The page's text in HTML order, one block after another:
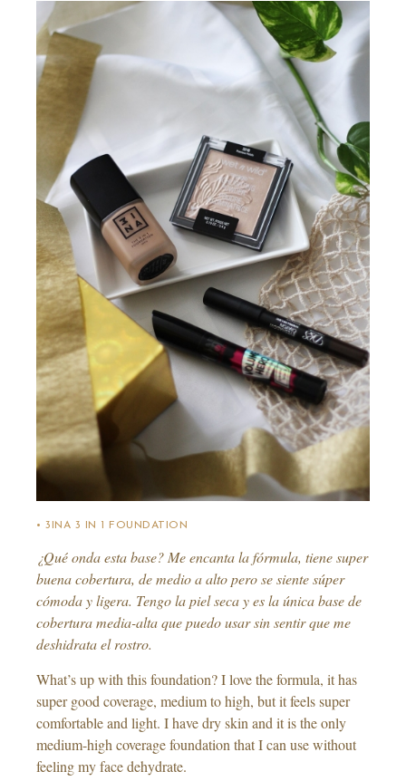
• 3INA 3 IN 1 FOUNDATION
¿Qué onda esta base? Me encanta la fórmula, tiene super
buena cobertura, de medio a alto pero se siente súper
cómoda y ligera. Tengo la piel seca y es la única base de
cobertura media-alta que puedo usar sin sentir que me
deshidrata el rostro.
What’s up with this foundation? I love the formula, it has
super good coverage, medium to high, but it feels super
comfortable and light. I have dry skin and it is the only
medium-high coverage foundation that I can use without
feeling my face dehydrate.